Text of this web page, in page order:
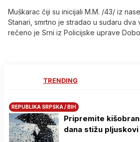
Muškarac čiji su inicijali M.M. /43/ iz
Stanari, smrtno je stradao u sudaru dva
rečeno je Srni iz Policijske uprave
TRENDING
REPUBLIKA SRPSKA / BIH
Pripremite
dana stižu